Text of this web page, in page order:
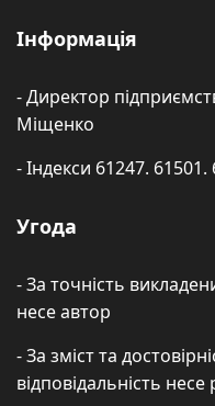
Інформація
- Директор
Міщенко
- Індекси 61247. 61501.
Угода
- За точність
несе автор
- За зміст та
відповідальність